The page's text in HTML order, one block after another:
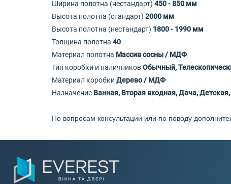
Ширина полотна (нестандарт) 450 - 850 мм
Высота полотна (стандарт) 2000 мм
Высота полотна (нестандарт) 1800 - 1990 мм
Толщина полотна 40
Материал полотна Массив сосны / МДФ
Тип коробки и наличниковОбычный,
Материал коробки Дерево / МДФ
Назначение Ванная, Вторая входная, Дача,
По вопросам консультации или по поводу